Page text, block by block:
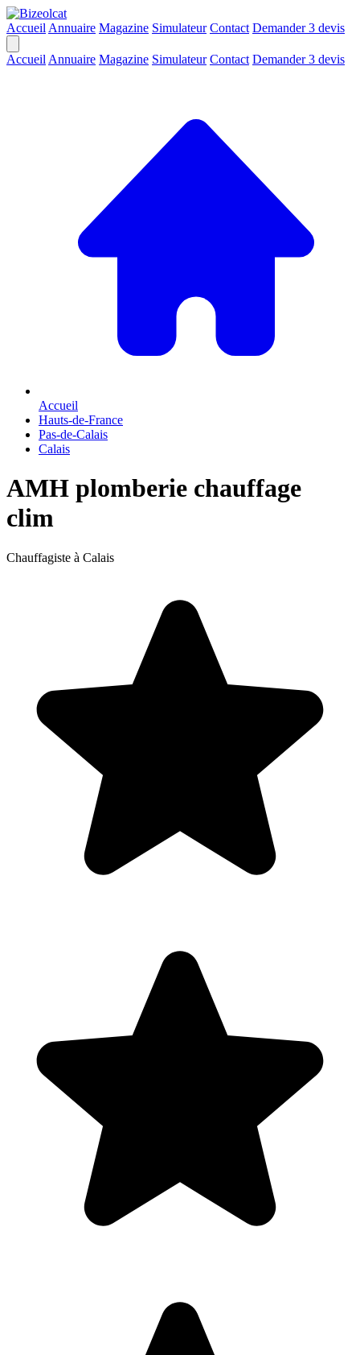
Accueil Annuaire Magazine Simulateur Contact Demander 3 devis
Accueil Annuaire Magazine Simulateur Contact Demander 3 devis
Accueil
Hauts-de-France
Pas-de-Calais
Calais
AMH plomberie chauffage
clim
Chauffagiste à Calais